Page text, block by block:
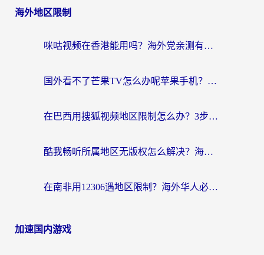
海外地区限制
咪咕视频在香港能用吗？海外党亲测有效的回国加速方案来了
国外看不了芒果TV怎么办呢苹果手机？海外党追剧游戏的全能解决方案
在巴西用搜狐视频地区限制怎么办？3步解决海外看国内剧的烦恼
酷我畅听所属地区无版权怎么解决？海外党必看的回国加速全攻略
在南非用12306遇地区限制？海外华人必看的回国加速全攻略（附B站芒果TV解锁技巧）
加速国内游戏